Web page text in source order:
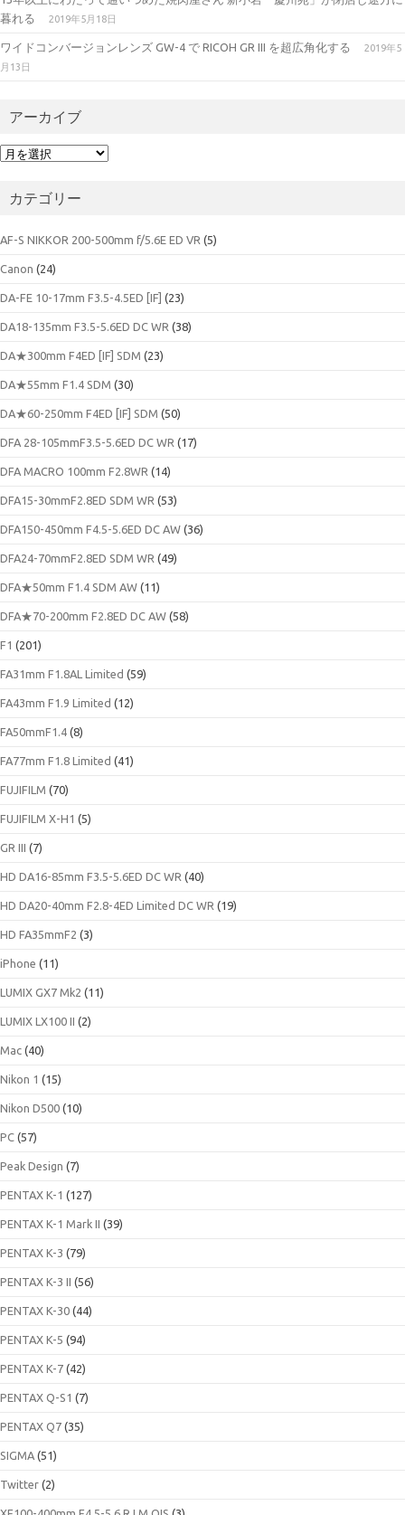
暮れる
2019年5月18日
ワイドコンバージョンレンズ GW-4 で RICOH GR III を超広角化する
2019年5
月13日
アーカイブ
ア
イカテゴリー
AF-S NIKKOR 200-500mm f/5.6E ED VR (5)
Canon (24)
DA-FE 10-17mm F3.5-4.5ED [IF] (23)
DA18-135mm F3.5-5.6ED DC WR (38)
DA★300mm F4ED [IF] SDM (23)
DA★55mm F1.4 SDM (30)
DA★60-250mm F4ED [IF] SDM (50)
DFA 28-105mmF3.5-5.6ED DC WR (17)
DFA MACRO 100mm F2.8WR (14)
DFA15-30mmF2.8ED SDM WR (53)
DFA150-450mm F4.5-5.6ED DC AW (36)
DFA24-70mmF2.8ED SDM WR (49)
DFA★50mm F1.4 SDM AW (11)
DFA★70-200mm F2.8ED DC AW (58)
F1 (201)
FA31mm F1.8AL Limited (59)
FA43mm F1.9 Limited (12)
FA50mmF1.4 (8)
FA77mm F1.8 Limited (41)
FUJIFILM (70)
FUJIFILM X-H1 (5)
GR III (7)
HD DA16-85mm F3.5-5.6ED DC WR (40)
HD DA20-40mm F2.8-4ED Limited DC WR (19)
HD FA35mmF2 (3)
iPhone (11)
LUMIX GX7 Mk2 (11)
LUMIX LX100 II (2)
Mac (40)
Nikon 1 (15)
Nikon D500 (10)
PC (57)
Peak Design (7)
PENTAX K-1 (127)
PENTAX K-1 Mark II (39)
PENTAX K-3 (79)
PENTAX K-3 II (56)
PENTAX K-30 (44)
PENTAX K-5 (94)
PENTAX K-7 (42)
PENTAX Q-S1 (7)
PENTAX Q7 (35)
SIGMA (51)
Twitter (2)